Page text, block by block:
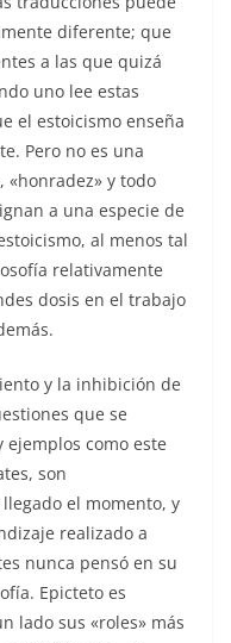
diferente; que
a las que quizá
uno lee estas
el estoicismo enseña
Pero no es una
«honradez» y todo
a una especie de
al menos tal
relativamente
dosis en el trabajo
y la inhibición de
que se
como este
son
el momento, y
realizado a
nunca pensó en su
Epicteto es
lado sus «roles» más